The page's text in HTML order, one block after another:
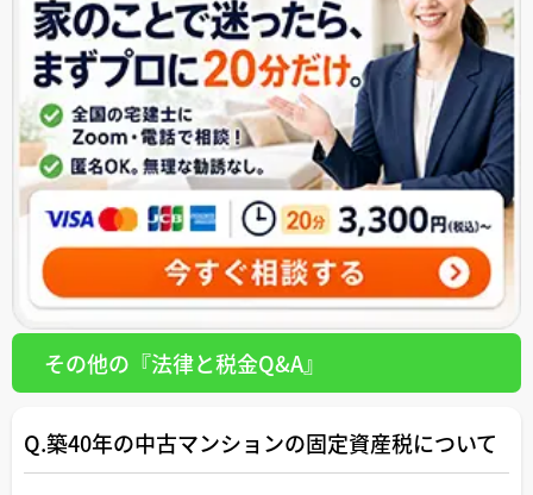
その他の『法律と税金Q&A』
Q.築40年の中古マンションの固定資産税について